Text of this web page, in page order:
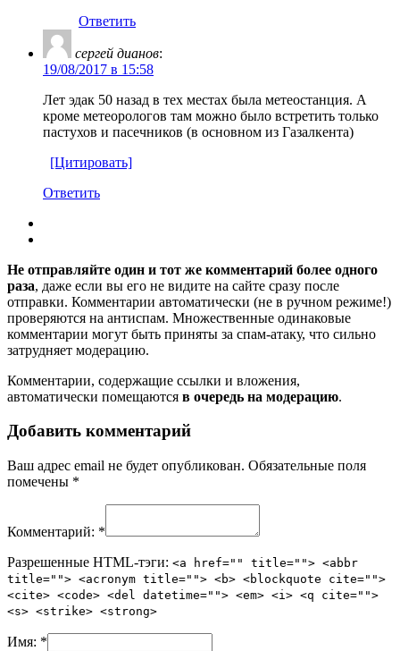
Ответить
ceргей дианов:
19/08/2017 в 15:58
Лет эдак 50 назад в тех местах была метеостанция. А
кроме метеорологов там можно было встретить только
пастухов и пасечников (в основном из Газалкента)
[Цитировать]
Ответить
Не отправляйте один и тот же комментарий более одного
раза, даже если вы его не видите на сайте сразу после
отправки. Комментарии автоматически (не в ручном режиме!)
проверяются на антиспам. Множественные одинаковые
комментарии могут быть приняты за спам-атаку, что сильно
затрудняет модерацию.
Комментарии, содержащие ссылки и вложения,
автоматически помещаются в очередь на модерацию.
Добавить комментарий
Ваш адрес email не будет опубликован. Обязательные поля
помечены *
Комментарий: *
Разрешенные HTML-тэги: <a href="" title=""> <abbr
title=""> <acronym title=""> <b> <blockquote cite="">
<cite> <code> <del datetime=""> <em> <i> <q cite="">
<s> <strike> <strong>
Имя: *